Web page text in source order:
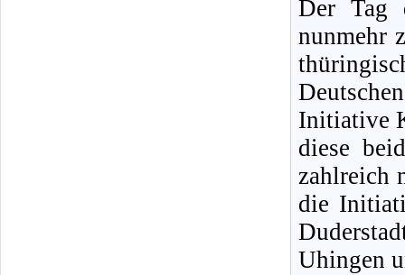
Der Tag
nunmehr
Initiative
diese
zahlreich
die
Uhingen